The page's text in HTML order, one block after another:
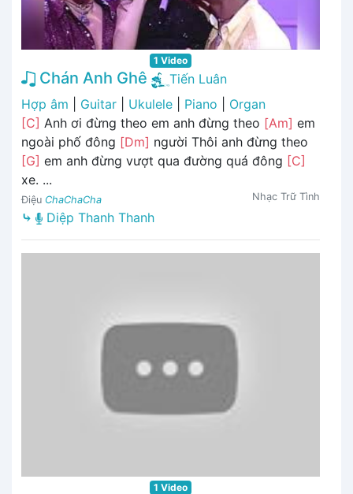
1 Video
Chán Anh Ghê
Tiến Luân
Hợp âm
Guitar Ukulele Piano
Organ
[C] Anh ơi đừng theo em anh đừng theo [Am] em
ngoài phố đông [Dm] người Thôi anh đừng theo
[G] em anh đừng vượt qua đường quá đông [C]
xe. ...
Điệu ChaChaCha Nhạc Trữ Tình
⤷ Diệp Thanh Thanh
1 Video